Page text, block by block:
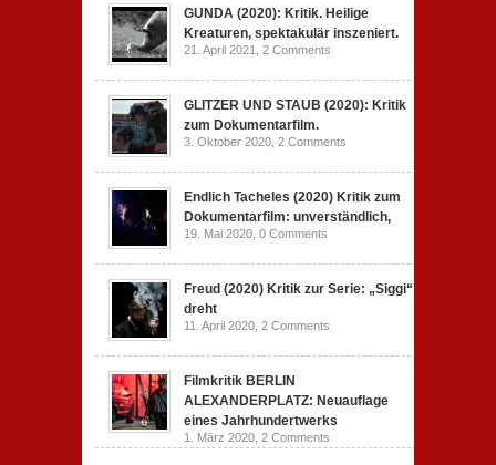
GUNDA (2020): Kritik. Heilige
Kreaturen, spektakulär inszeniert.
21. April 2021, 2 Comments
GLITZER UND STAUB (2020): Kritik
zum Dokumentarfilm.
3. Oktober 2020, 2 Comments
Endlich Tacheles (2020) Kritik zum
Dokumentarfilm: unverständlich,
19. Mai 2020, 0 Comments
Freud (2020) Kritik zur Serie: „Siggi“
dreht
11. April 2020, 2 Comments
Filmkritik BERLIN
ALEXANDERPLATZ: Neuauflage
eines Jahrhundertwerks
1. März 2020, 2 Comments